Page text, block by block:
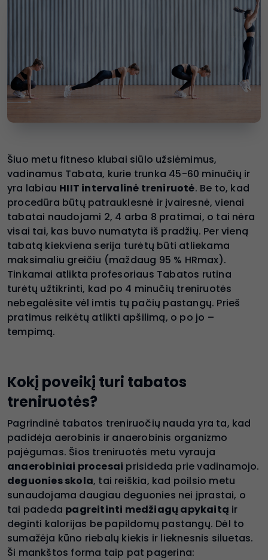
Šiuo metu fitneso klubai siūlo užsiėmimus,
vadinamus Tabata, kurie trunka 45-60 minučių ir
yra labiau HIIT intervalinė treniruotė. Be to, kad
procedūra būtų patrauklesnė ir įvairesnė, vienai
tabatai naudojami 2, 4 arba 8 pratimai, o tai nėra
visai tai, kas buvo numatyta iš pradžių. Per vieną
tabatą kiekviena serija turėtų būti atliekama
maksimaliu greičiu (maždaug 95 % HRmax).
Tinkamai atlikta profesoriaus Tabatos rutina
turėtų užtikrinti, kad po 4 minučių treniruotės
nebegalėsite vėl imtis tų pačių pastangų. Prieš
pratimus reikėtų atlikti apšilimą, o po jo –
tempimą.
Kokį poveikį turi tabatos
treniruotės?
Pagrindinė tabatos treniruočių nauda yra ta, kad
padidėja aerobinis ir anaerobinis organizmo
pajėgumas. Šios treniruotės metu vyrauja
anaerobiniai procesai prisideda prie vadinamojo.
deguonies skola, tai reiškia, kad poilsio metu
sunaudojama daugiau deguonies nei įprastai, o
tai padeda pagreitinti medžiagų apykaitą ir
deginti kalorijas be papildomų pastangų. Dėl to
sumažėja kūno riebalų kiekis ir lieknesnis siluetas.
Ši mankštos forma taip pat pagerina: